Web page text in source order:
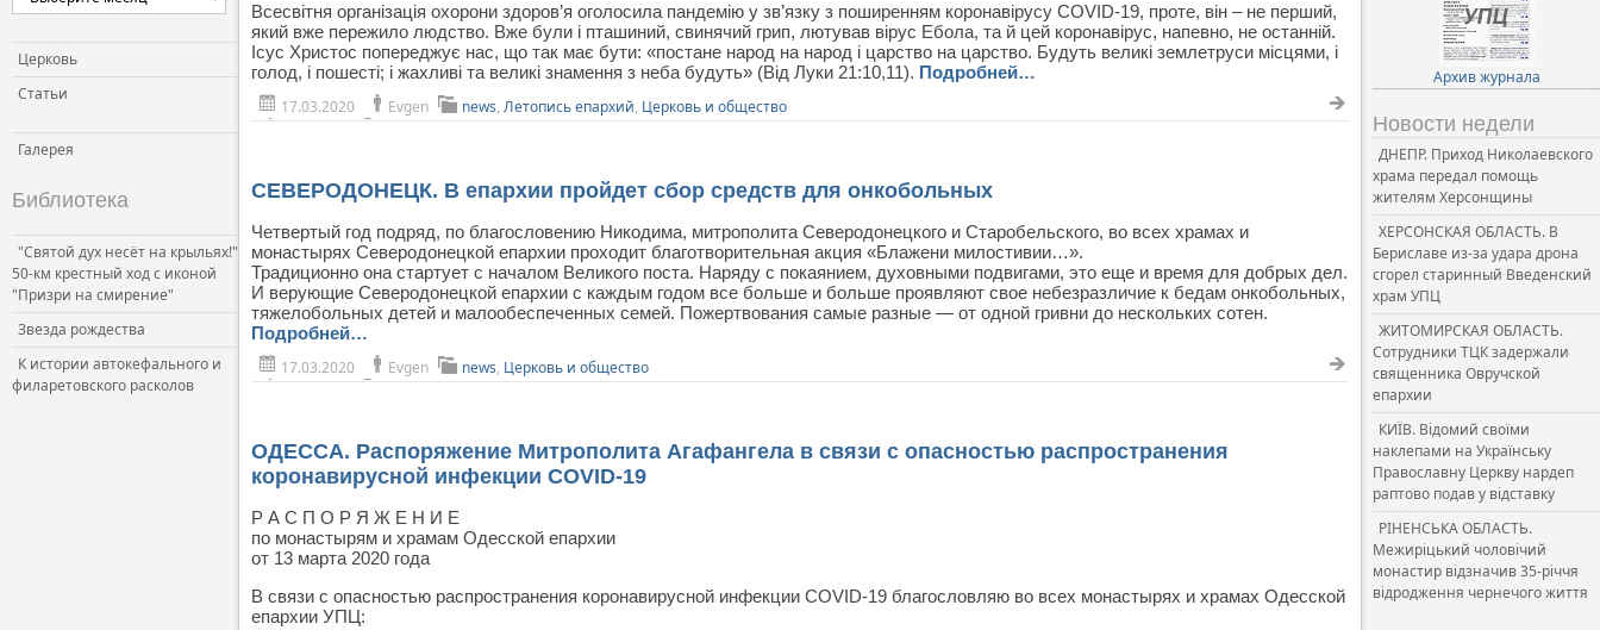
Церковь и СМИ
Церковь
Статьи
Галерея
Библиотека
"Святой дух несёт на крыльях!"
50-км крестный ход с иконой
"Призри на смирение"
Звезда рождества
К истории автокефального и
филаретовского расколов
Всесвітня організація охорони здоров’я оголосила пандемію у зв’язку з поширенням коронавірусу COVID-19, проте, він – не перший,
який вже пережило людство. Вже були і пташиний, свинячий грип, лютував вірус Ебола, та й цей коронавірус, напевно, не останній.
Ісус Христос попереджує нас, що так має бути: «постане народ на народ і царство на царство. Будуть великі землетруси місцями, і
голод, і пошесті; і жахливі та великі знамення з неба будуть» (Від Луки 21:10,11). Подробней…
17.03.2020
Evgen news, Летопись епархий, Церковь и общество
СЕВЕРОДОНЕЦК. В епархии пройдет сбор средств для онкобольных
Четвертый год подряд, по благословению Никодима, митрополита Северодонецкого и Старобельского, во всех храмах и
монастырях Северодонецкой епархии проходит благотворительная акция «Блажени милостивии…».
Традиционно она стартует с началом Великого поста. Наряду с покаянием, духовными подвигами, это еще и время для добрых дел.
И верующие Северодонецкой епархии с каждым годом все больше и больше проявляют свое небезразличие к бедам онкобольных,
тяжелобольных детей и малообеспеченных семей. Пожертвования самые разные — от одной гривни до нескольких сотен.
Подробней…
17.03.2020
Evgen news, Церковь и общество
ОДЕССА. Распоряжение Митрополита Агафангела в связи с опасностью распространения
коронавирусной инфекции COVID-19
Р А С П О Р Я Ж Е Н И Е
по монастырям и храмам Одесской епархии
от 13 марта 2020 года
В связи с опасностью распространения коронавирусной инфекции COVID-19 благословляю во всех монастырях и храмах Одесской
епархии УПЦ:
Архив журнала
Новости недели
ДНЕПР. Приход Николаевского
храма передал помощь
жителям Херсонщины
ХЕРСОНСКАЯ ОБЛАСТЬ. В
Бериславе из-за удара дрона
сгорел старинный Введенский
храм УПЦ
ЖИТОМИРСКАЯ ОБЛАСТЬ.
Сотрудники ТЦК задержали
священника Овручской
епархии
КИЇВ. Відомий своїми
наклепами на Українську
Православну Церкву нардеп
раптово подав у відставку
РІНЕНСЬКА ОБЛАСТЬ.
Межиріцький чоловічий
монастир відзначив 35-річчя
відродження чернечого життя